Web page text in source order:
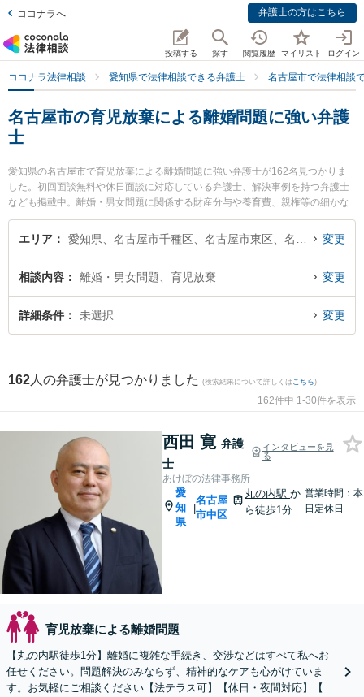
ココナラへ 弁護士の方はこちら
投稿する 探す 閲覧履歴 マイリスト ログイン
ココナラ法律相談 愛知県で法律相談できる弁護士 名古屋市で法律相談
名古屋市の育児放棄による離婚問題に強い弁護
士
愛知県の名古屋市で育児放棄による離婚問題に強い弁護士が162名見つかりま
した。初回面談無料や休日面談に対応している弁護士、解決事例を持つ弁護士
なども掲載中。離婚・男女問題に関係する財産分与や養育費、親権等の細かな
分野での絞り込み検索もでき便利です。特にあけぼの法律事務所の西田 寛弁護
士や遠藤・伊佐治法律事務所の伊佐治 佑介弁護士、尾崎・山路法律事務所の山
今すぐに弁護士に相談したい』『育児放棄による離婚問題のトラブル解決の実
績豊富な近くの弁護士を検索したい』『初回相談無料で育児放棄による離婚問
題を法律相談できる名古屋市内の弁護士に相談予約したい』などでお困りの相
エリア 変更
相談内容 離婚・男女問題、育児放棄 変更
詳細条件 未選択 変更
162 人の弁護士が見つかりました (検索結果について詳しくは こちら)
162件中 1-30件を表示
西田 寛 弁護
士
インタビューを見
る
あけぼの法律事務所
愛
知
県
|
名古屋
市中区
丸の内駅か
ら徒歩1分
営業時間：本
日定休日
育児放棄による離婚問題
【丸の内駅徒歩1分】離婚に複雑な手続き、交渉などはすべて私へお
任せください。問題解決のみならず、精神的なケアも心がけていま
す。お気軽にご相談ください【法テラス可】【休日・夜間対応】【初